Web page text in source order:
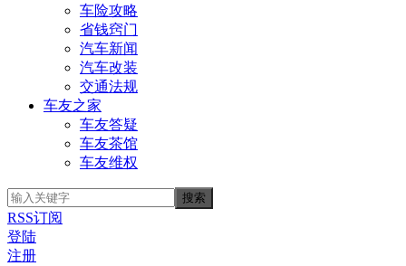
车险攻略
省钱窍门
汽车新闻
汽车改装
交通法规
车友之家
车友答疑
车友茶馆
车友维权
RSS订阅
登陆
注册